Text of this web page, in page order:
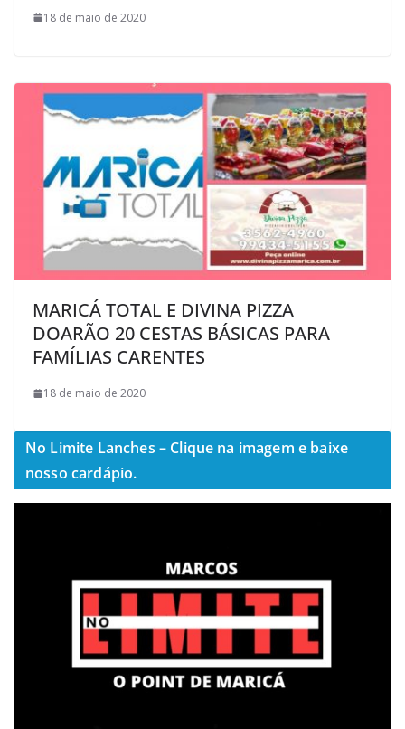
18 de maio de 2020
MARICÁ TOTAL E DIVINA PIZZA
DOARÃO 20 CESTAS BÁSICAS PARA
FAMÍLIAS CARENTES
18 de maio de 2020
No Limite Lanches – Clique na imagem e baixe
nosso cardápio.